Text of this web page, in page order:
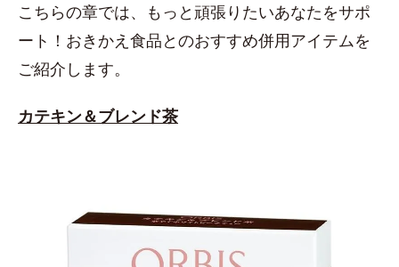
こちらの章では、もっと頑張りたいあなたをサポ
ート！おきかえ食品とのおすすめ併用アイテムを
ご紹介します。
カテキン＆ブレンド茶